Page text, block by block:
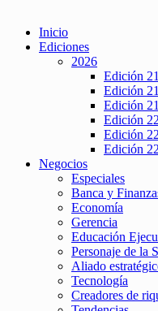
Inicio
Ediciones
2026
Edición
Edición
Edición
Edición
Edición
Edición
Negocios
Especiales
Banca y
Economía
Gerencia
Educación
Personaje de la
Aliado
Tecnología
Creadores de